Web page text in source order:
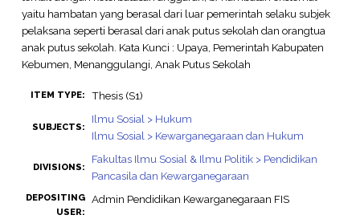
yaitu hambatan yang berasal dari luar pemerintah selaku subjek
pelaksana seperti berasal dari anak putus sekolah dan orangtua
anak putus sekolah. Kata Kunci : Upaya, Pemerintah Kabupaten
Kebumen, Menanggulangi, Anak Putus Sekolah
ITEM TYPE: Thesis (S1)
SUBJECTS:
Ilmu Sosial > Hukum
Ilmu Sosial > Kewarganegaraan dan Hukum
DIVISIONS:
Fakultas Ilmu Sosial & Ilmu Politik > Pendidikan
Pancasila dan Kewarganegaraan
DEPOSITING
USER:
Admin Pendidikan Kewarganegaraan FIS